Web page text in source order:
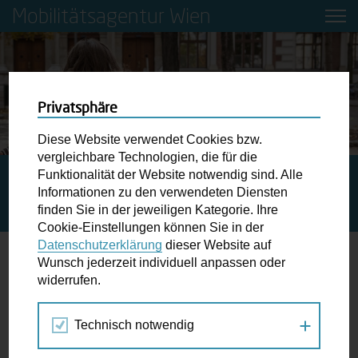
Mobilitätsagentur Wien
STARTSEITE PRESSE
STREET POINTS: ZU-FUSS-G
EHEN IST GESUND, MACHT SCHLAU UND SCHÜTZT DAS K
LIMA
Street Points: Zu-Fuß-Gehen ist
gesund, macht schlau und schützt das
Klima
Privatsphäre
Diese Website verwendet Cookies bzw.
vergleichbare Technologien, die für die
Funktionalität der Website notwendig sind. Alle
Informationen zu den verwendeten Diensten
finden Sie in der jeweiligen Kategorie. Ihre
Cookie-Einstellungen können Sie in der
Datenschutzerklärung dieser Website auf
Wunsch jederzeit individuell anpassen oder
widerrufen.
Technisch notwendig